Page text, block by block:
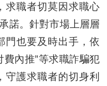
職者切莫因求職心
諾。針對市場上層層
門也要及時出手，依
費內推”等求職詐騙犯
守護求職者的切身利